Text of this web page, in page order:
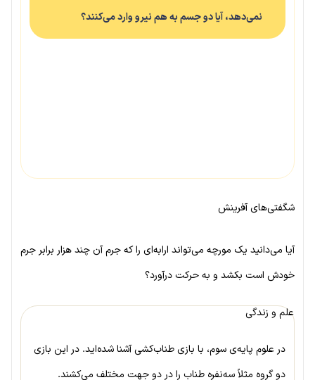
نمی‌دهد، آیا دو جسم به هم نیرو وارد می‌کنند؟
شگفتی‌های آفرینش
آیا می‌دانید یک مورچه می‌تواند ارابه‌ای را که جرم آن چند هزار برابر جرم
خودش است بکشد و به حرکت درآورد؟
علم و زندگی
در علوم پایه‌ی سوم، با بازی طناب‌کشی آشنا شده‌اید. در این بازی
دو گروه مثلاً سه‌نفره طناب را در دو جهت مختلف می‌کشند.